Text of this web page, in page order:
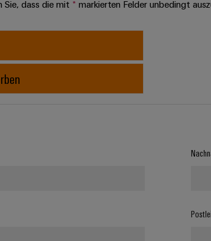
dass die mit * markierten Felder unbedingt